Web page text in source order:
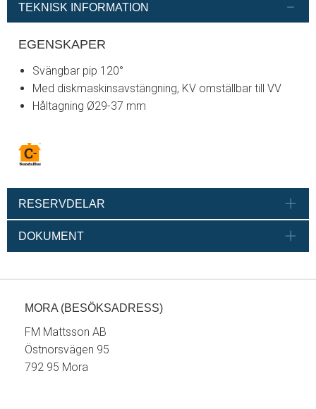
TEKNISK INFORMATION
EGENSKAPER
Svängbar pip 120°
Med diskmaskinsavstängning, KV omställbar till VV
Håltagning Ø29-37 mm
RESERVDELAR
DOKUMENT
MORA (BESÖKSADRESS)
FM Mattsson AB
Östnorsvägen 95
792 95 Mora